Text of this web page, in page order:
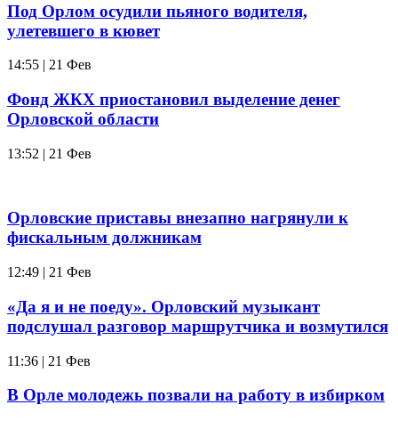
Под Орлом осудили пьяного водителя,
улетевшего в кювет
14:55 | 21 Фев
Фонд ЖКХ приостановил выделение денег
Орловской области
13:52 | 21 Фев
Орловские приставы внезапно нагрянули к
фискальным должникам
12:49 | 21 Фев
«Да я и не поеду». Орловский музыкант
подслушал разговор маршрутчика и возмутился
11:36 | 21 Фев
В Орле молодежь позвали на работу в избирком